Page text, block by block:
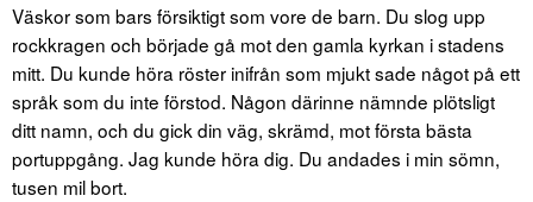
Väskor som bars försiktigt som vore de barn. Du slog upp
rockkragen och började gå mot den gamla kyrkan i stadens
mitt. Du kunde höra röster inifrån som mjukt sade något på ett
språk som du inte förstod. Någon därinne nämnde plötsligt
ditt namn, och du gick din väg, skrämd, mot första bästa
portuppgång. Jag kunde höra dig. Du andades i min sömn,
tusen mil bort.